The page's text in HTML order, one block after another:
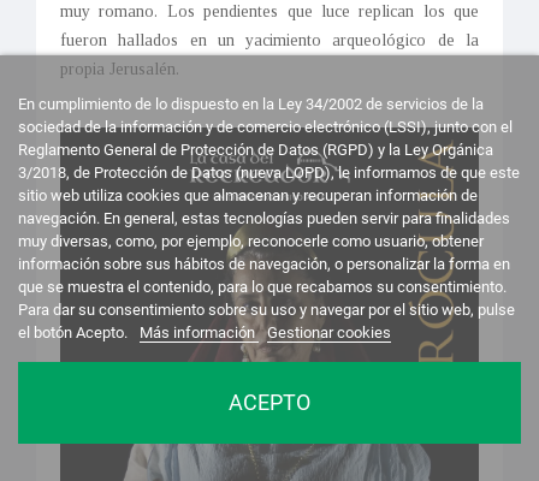
muy romano. Los pendientes que luce replican los que
fueron hallados en un yacimiento arqueológico de la
propia Jerusalén.
En cumplimiento de lo dispuesto en la Ley 34/2002 de servicios de la
sociedad de la información y de comercio electrónico (LSSI), junto con el
Reglamento General de Protección de Datos (RGPD) y la Ley Orgánica
3/2018, de Protección de Datos (nueva LOPD), le informamos de que este
sitio web utiliza cookies que almacenan y recuperan información de
navegación. En general, estas tecnologías pueden servir para finalidades
muy diversas, como, por ejemplo, reconocerle como usuario, obtener
información sobre sus hábitos de navegación, o personalizar la forma en
que se muestra el contenido, para lo que recabamos su consentimiento.
Para dar su consentimiento sobre su uso y navegar por el sitio web, pulse
el botón Acepto.
Más información Gestionar cookies
ACEPTO